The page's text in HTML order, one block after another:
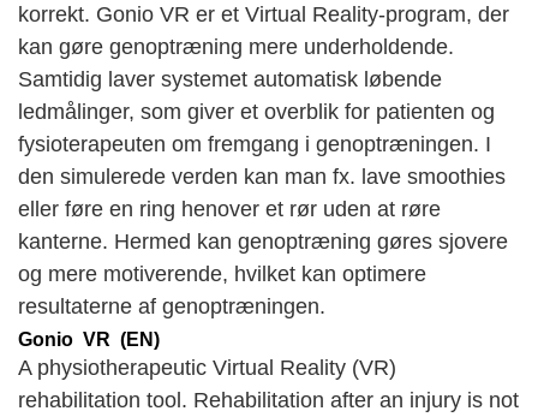
korrekt. Gonio VR er et Virtual Reality-program, der
kan gøre genoptræning mere underholdende.
Samtidig laver systemet automatisk løbende
ledmålinger, som giver et overblik for patienten og
fysioterapeuten om fremgang i genoptræningen. I
den simulerede verden kan man fx. lave smoothies
eller føre en ring henover et rør uden at røre
kanterne. Hermed kan genoptræning gøres sjovere
og mere motiverende, hvilket kan optimere
resultaterne af genoptræningen.
Gonio VR (EN)
A physiotherapeutic Virtual Reality (VR)
rehabilitation tool. Rehabilitation after an injury is not